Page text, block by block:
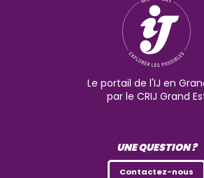
Le portail de l'IJ en
par le CRIJ Grand
UNE QUESTION ?
Contactez-nous